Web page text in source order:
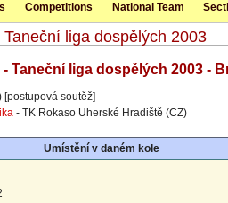
Competitions National Team
liga dospělých 2003
- Taneční liga dospělých 2003 -
[postupová soutěž]
- TK Rokaso Uherské Hradiště (CZ)
Umístění v daném kole